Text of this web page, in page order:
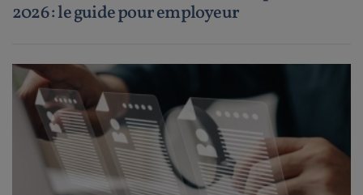
2026 : le guide pour employeur